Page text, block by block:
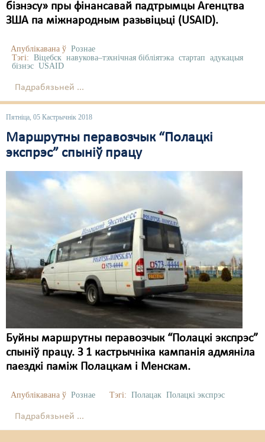
бізнэсу» пры фінансавай падтрымцы Агенцтва
ЗША па міжнародным разьвіцьці (USAID).
Апублікавана ў Рознае
Тэгі: Віцебск навукова–тэхнічная бібліятэка стартап адукацыя
бізнэс USAID
Падрабязьней ...
Пятніца, 05 Кастрычнік 2018
Маршрутны перавозчык “Полацкі
экспрэс” спыніў працу
Буйны маршрутны перавозчык “Полацкі экспрэс”
спыніў працу. З 1 кастрычніка кампанія адмяніла
паездкі паміж Полацкам і Менскам.
Апублікавана ў Рознае Тэгі: Полацак Полацкі экспрэс
Падрабязьней ...